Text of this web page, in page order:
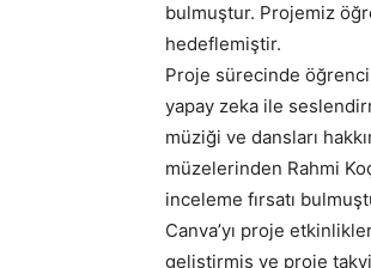
bulmuştur. Projemiz
hedeflemiştir.
Proje sürecinde
yapay zeka ile
müziği ve dansları
müzelerinden Rahmi
inceleme fırsatı
Canva’yı proje
geliştirmiş ve proje